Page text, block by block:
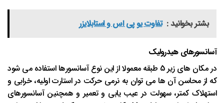
بشتر بخوانید : تفاوت یو پی اس و استابلایزر
آسانسورهای هیدرولیک
در مکان های زیر 5 طبقه معمولا از این نوع آسانسورها استفاده می شود
که از محاسن آن ها می توان به نرمی حرکت در استارت اولیه، خرابی و
استهلاک کمتر، سهولت در عیب یابی و تعمیر و همچنین آسانسورهای